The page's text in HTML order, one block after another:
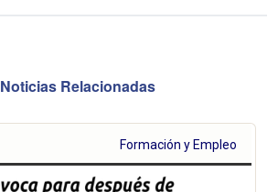
Noticias Relacionadas
Formación y Empleo